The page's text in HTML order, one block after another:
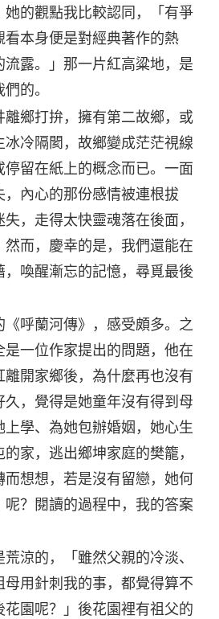
她的觀點我比較認同，「有爭
本身便是對經典著作的熱
露。」那一片紅高粱地，是
的。
離鄉打拚，擁有第二故鄉，或
冷隔閡，故鄉變成茫茫視線
留在紙上的概念而已。一面
，內心的那份感情被連根拔
，走得太快靈魂落在後面，
而，慶幸的是，我們還能在
喚醒漸忘的記憶，尋覓最後
呼蘭河傳》，感受頗多。之
一位作家提出的問題，他在
開家鄉後，為什麼再也沒有
久，覺得是她童年沒有得到母
學、為她包辦婚姻，她心生
家，逃出鄉坤家庭的樊籠，
想想，若是沒有留戀，她何
呢？閱讀的過程中，我的答案
涼的，「雖然父親的冷淡、
用針刺我的事，都覺得算不
園呢？」後花園裡有祖父的